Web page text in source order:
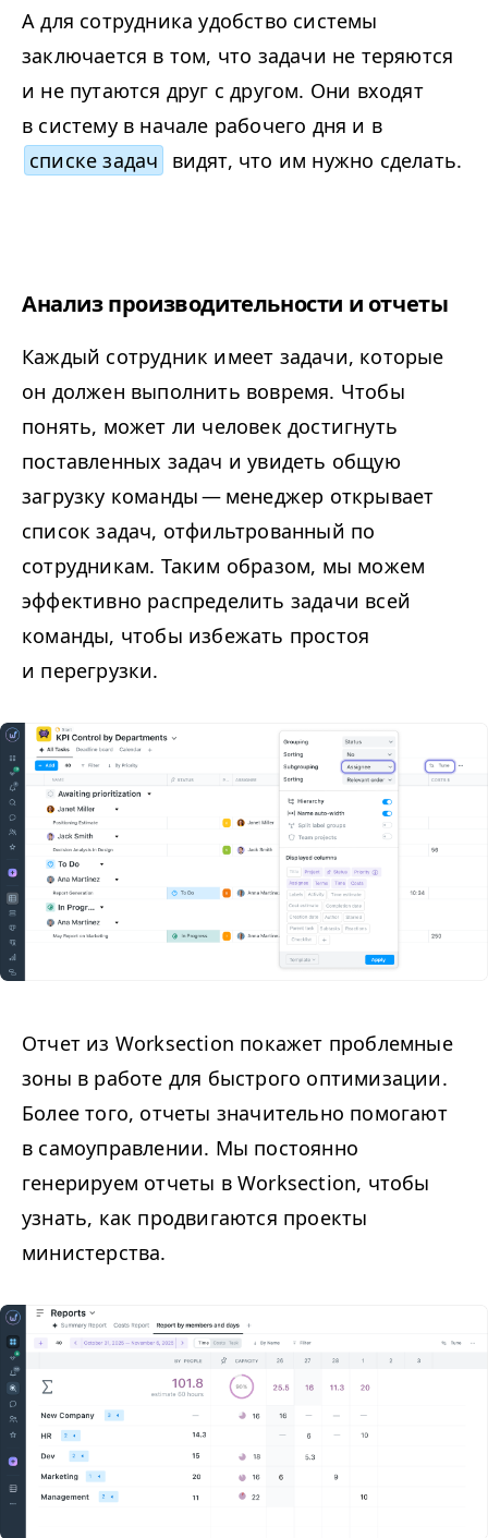
А для сотрудника удобство системы
заключается в том, что задачи не теряются
и не путаются друг с другом. Они входят
в систему в начале рабочего дня и в
списке задач
видят, что им нужно сделать.
Анализ производительности и отчеты
Каждый сотрудник имеет задачи, которые
он должен выполнить вовремя. Чтобы
понять, может ли человек достигнуть
поставленных задач и увидеть общую
загрузку команды — менеджер открывает
список задач, отфильтрованный по
сотрудникам. Таким образом, мы можем
эффективно распределить задачи всей
команды, чтобы избежать простоя
и перегрузки.
Отчет из Worksection покажет проблемные
зоны в работе для быстрого оптимизации.
Более того, отчеты значительно помогают
в самоуправлении. Мы постоянно
генерируем отчеты в Worksection, чтобы
узнать, как продвигаются проекты
министерства.